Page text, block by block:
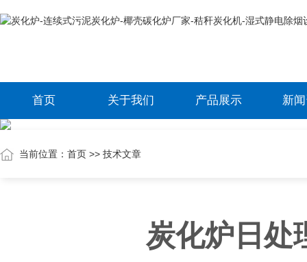
首页 关于我们 产品展示 新
当前位置： 首页 >> 技术文章
炭化炉日处